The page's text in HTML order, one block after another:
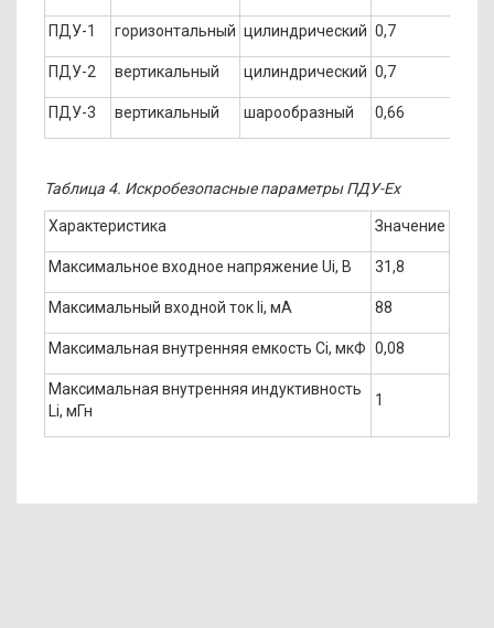
ПДУ-1 горизонтальный цилиндрический 0,7
ПДУ-2 вертикальный цилиндрический 0,7
ПДУ-3 вертикальный шарообразный 0,66
Таблица 4. Искробезопасные параметры ПДУ-Ех
Характеристика Значение
Максимальное входное напряжение Ui, В 31,8
Максимальный входной ток Ii, мА 88
Максимальная внутренняя емкость Ci, мкФ 0,08
Максимальная внутренняя индуктивность
Li, мГн
1